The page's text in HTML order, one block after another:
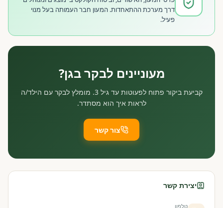
דרך מערכת ההתאחדות. המעון חבר העמותה בעל מנוי
פעיל.
מעוניינים לבקר בגן?
קביעת ביקור פתוח לפעוטות עד גיל 3. מומלץ לבקר עם הילד/ה
לראות איך הוא מסתדר.
צור קשר
יצירת קשר
טלפון